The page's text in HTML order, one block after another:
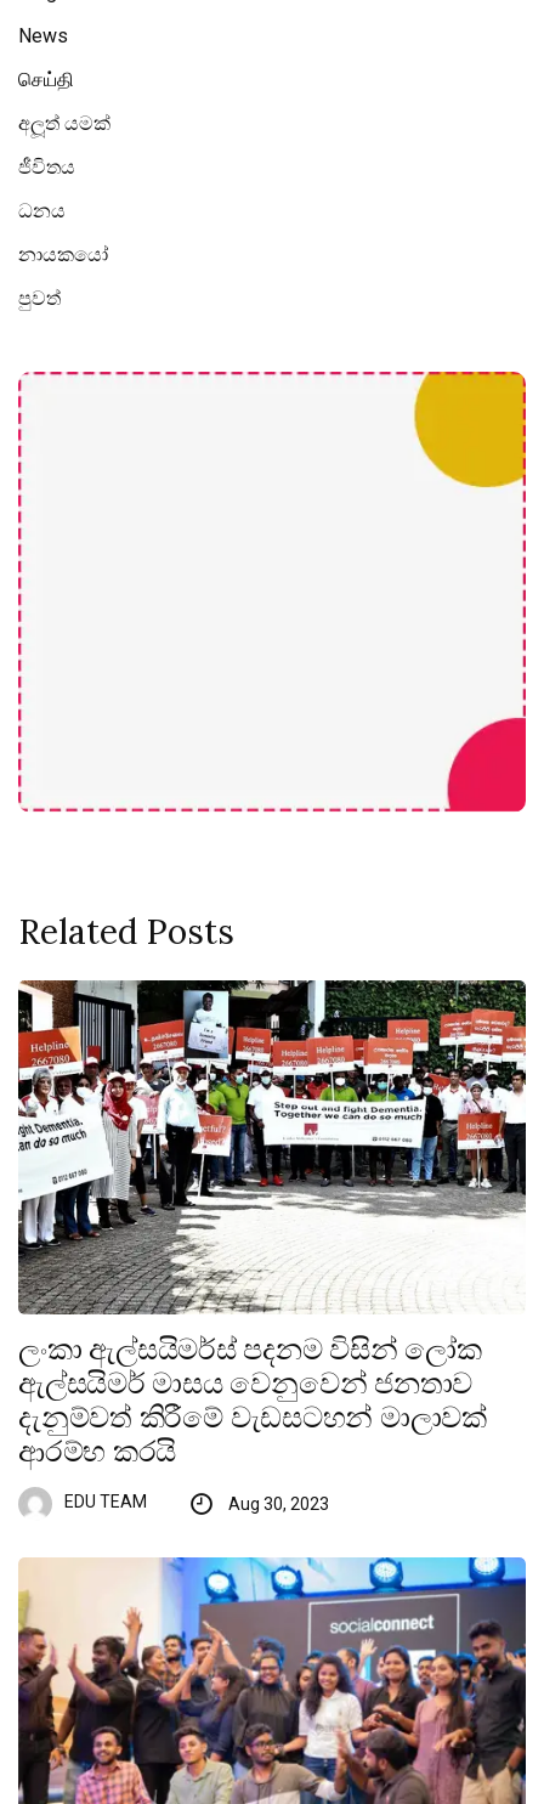
News
செய்தி
අලූත් යමක්
ජීවිතය
ධනය
නායකයෝ
පුවත්
Related Posts
ලංකා ඇල්සයිමර්ස් පදනම විසින් ලෝක
ඇල්සයිමර් මාසය වෙනුවෙන් ජනතාව
දැනුම්වත් කිරීමේ වැඩසටහන් මාලාවක්
ආරම්භ කරයි
EDU TEAM Aug 30, 2023